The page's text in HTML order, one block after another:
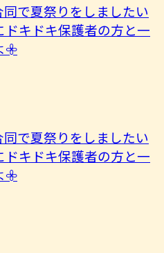
で夏祭りをしましたい
キドキ保護者の方と一
︎𖧷
で夏祭りをしましたい
キドキ保護者の方と一
︎𖧷